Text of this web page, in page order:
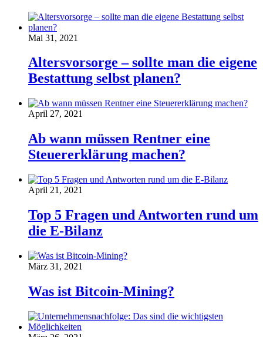
Mai 31, 2021
Altersvorsorge – sollte man die eigene
Bestattung selbst planen?
April 27, 2021
Ab wann müssen Rentner eine
Steuererklärung machen?
April 21, 2021
Top 5 Fragen und Antworten rund um
die E-Bilanz
März 31, 2021
Was ist Bitcoin-Mining?